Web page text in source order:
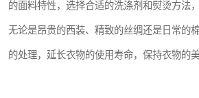
的面料特性，选择合适的洗涤剂和熨烫方法
无论是昂贵的西装、精致的丝绸还是日常的
的处理，延长衣物的使用寿命，保持衣物的美